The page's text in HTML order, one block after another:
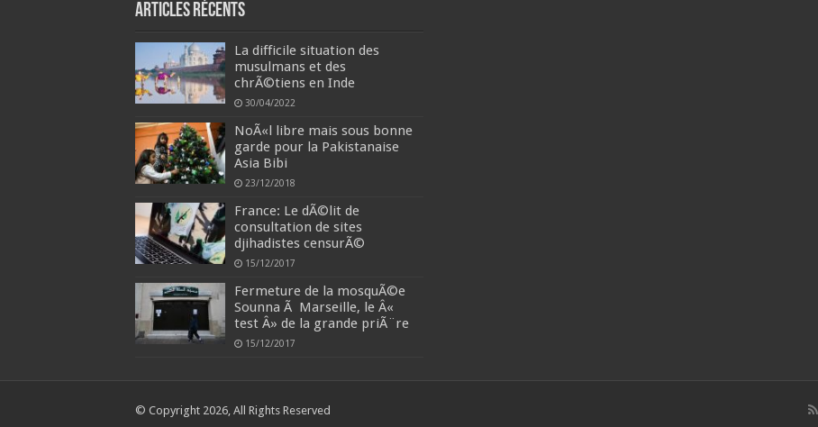
Articles récents
La difficile situation des
musulmans et des
chrÃ©tiens en Inde
30/04/2022
NoÃ«l libre mais sous bonne
garde pour la Pakistanaise
Asia Bibi
23/12/2018
France: Le dÃ©lit de
consultation de sites
djihadistes censurÃ©
15/12/2017
Fermeture de la mosquÃ©e
Sounna Ã Marseille, le Â«
test Â» de la grande priÃ¨re
15/12/2017
© Copyright 2026, All Rights Reserved